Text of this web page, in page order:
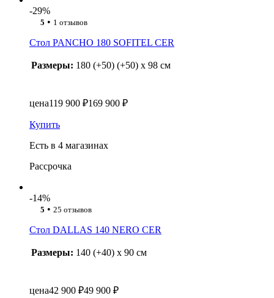
-29%
5 • 1 отзывов
Стол PANCHO 180 SOFITEL CER
Размеры: 180 (+50) (+50) x 98 см
цена119 900 ₽169 900 ₽
Купить
Есть в 4 магазинах
Рассрочка
-14%
5 • 25 отзывов
Стол DALLAS 140 NERO CER
Размеры: 140 (+40) x 90 см
цена42 900 ₽49 900 ₽